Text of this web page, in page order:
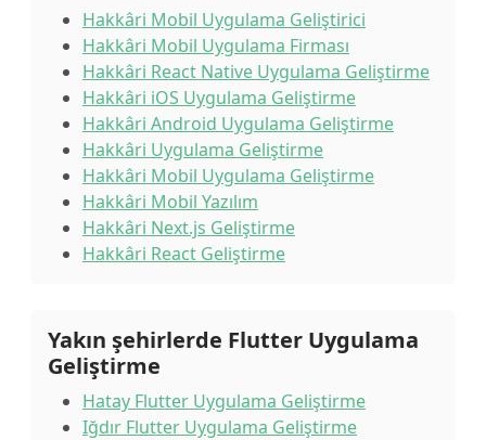
Hakkâri Mobil Uygulama Geliştirici
Hakkâri Mobil Uygulama Firması
Hakkâri React Native Uygulama Geliştirme
Hakkâri iOS Uygulama Geliştirme
Hakkâri Android Uygulama Geliştirme
Hakkâri Uygulama Geliştirme
Hakkâri Mobil Uygulama Geliştirme
Hakkâri Mobil Yazılım
Hakkâri Next.js Geliştirme
Hakkâri React Geliştirme
Yakın şehirlerde Flutter Uygulama
Geliştirme
Hatay Flutter Uygulama Geliştirme
Iğdır Flutter Uygulama Geliştirme